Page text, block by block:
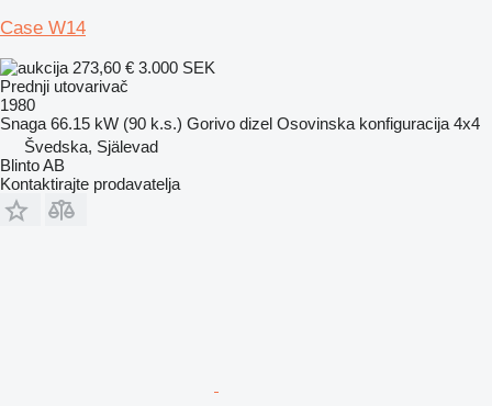
Case W14
273,60 € 3.000 SEK
Prednji utovarivač
1980
Snaga 66.15 kW (90 k.s.) Gorivo dizel Osovinska konfiguracija 4x4
Švedska, Själevad
Blinto AB
Kontaktirajte prodavatelja